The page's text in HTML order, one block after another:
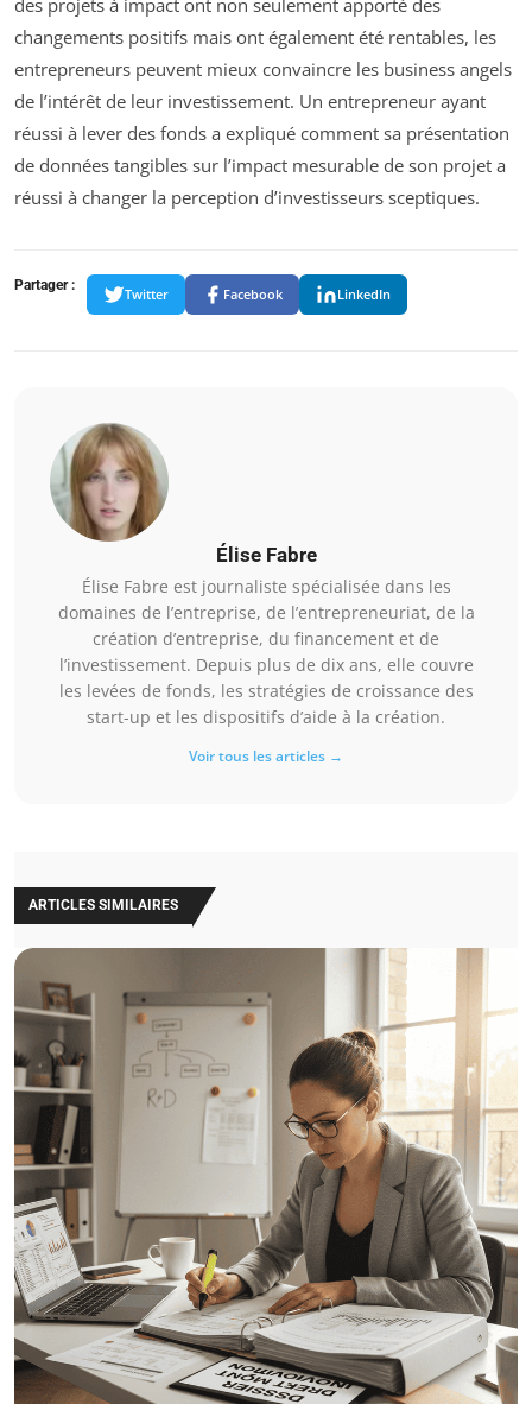
changements positifs mais ont également été rentables, les
entrepreneurs peuvent mieux convaincre les business angels
de l’intérêt de leur investissement. Un entrepreneur ayant
réussi à lever des fonds a expliqué comment sa présentation
de données tangibles sur l’impact mesurable de son projet a
réussi à changer la perception d’investisseurs sceptiques.
Partager :
Twitter Facebook LinkedIn
Élise Fabre
Élise Fabre est journaliste spécialisée dans les
domaines de l’entreprise, de l’entrepreneuriat, de la
création d’entreprise, du financement et de
l’investissement. Depuis plus de dix ans, elle couvre
les levées de fonds, les stratégies de croissance des
start-up et les dispositifs d’aide à la création.
Voir tous les articles →
ARTICLES SIMILAIRES